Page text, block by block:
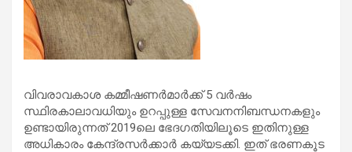
വിവരാവകാശ കമ്മീഷണര്‍മാര്‍ക്ക് 5 വര്‍ഷം
സ്ഥിരകാലാവധിയും ഉറപ്പുള്ള സേവനനിബന്ധനകളും
ഉണ്ടായിരുന്നത് 2019ലെ ഭേദഗതിയിലൂടെ ഇതിനുള്ള
അധികാരം കേന്ദ്രസര്‍ക്കാര്‍ കയ്യടക്കി. ഇത് ഭരണകൂട